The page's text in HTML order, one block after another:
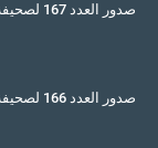
صدور العدد 167 لصحيفة الحدث الاسبوعي من لندن
صدور العدد 166 لصحيفة الحدث الاسبوعي من لندن